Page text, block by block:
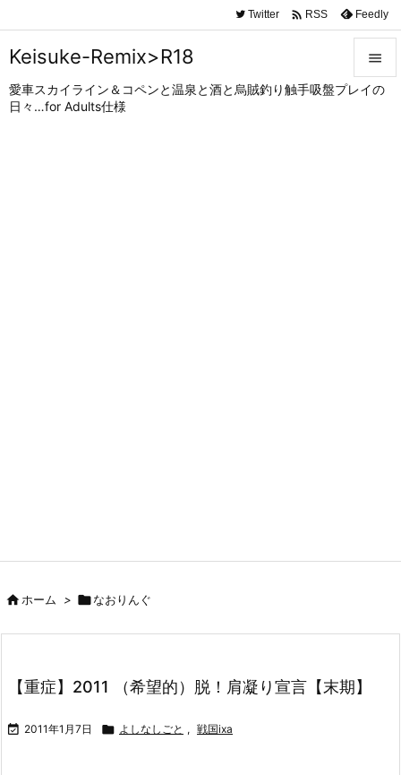
Keisuke-Remix>R18
愛車スカイライン＆コペンと温泉と酒と烏賊釣り触手吸盤プレイの
日々…for Adults仕様


Twitter  RSS Feedly
ホーム > なおりんぐ
【重症】2011 （希望的）脱！肩凝り宣言【末期】
 2011年1月7日  よしなしごと , 戦国ixa